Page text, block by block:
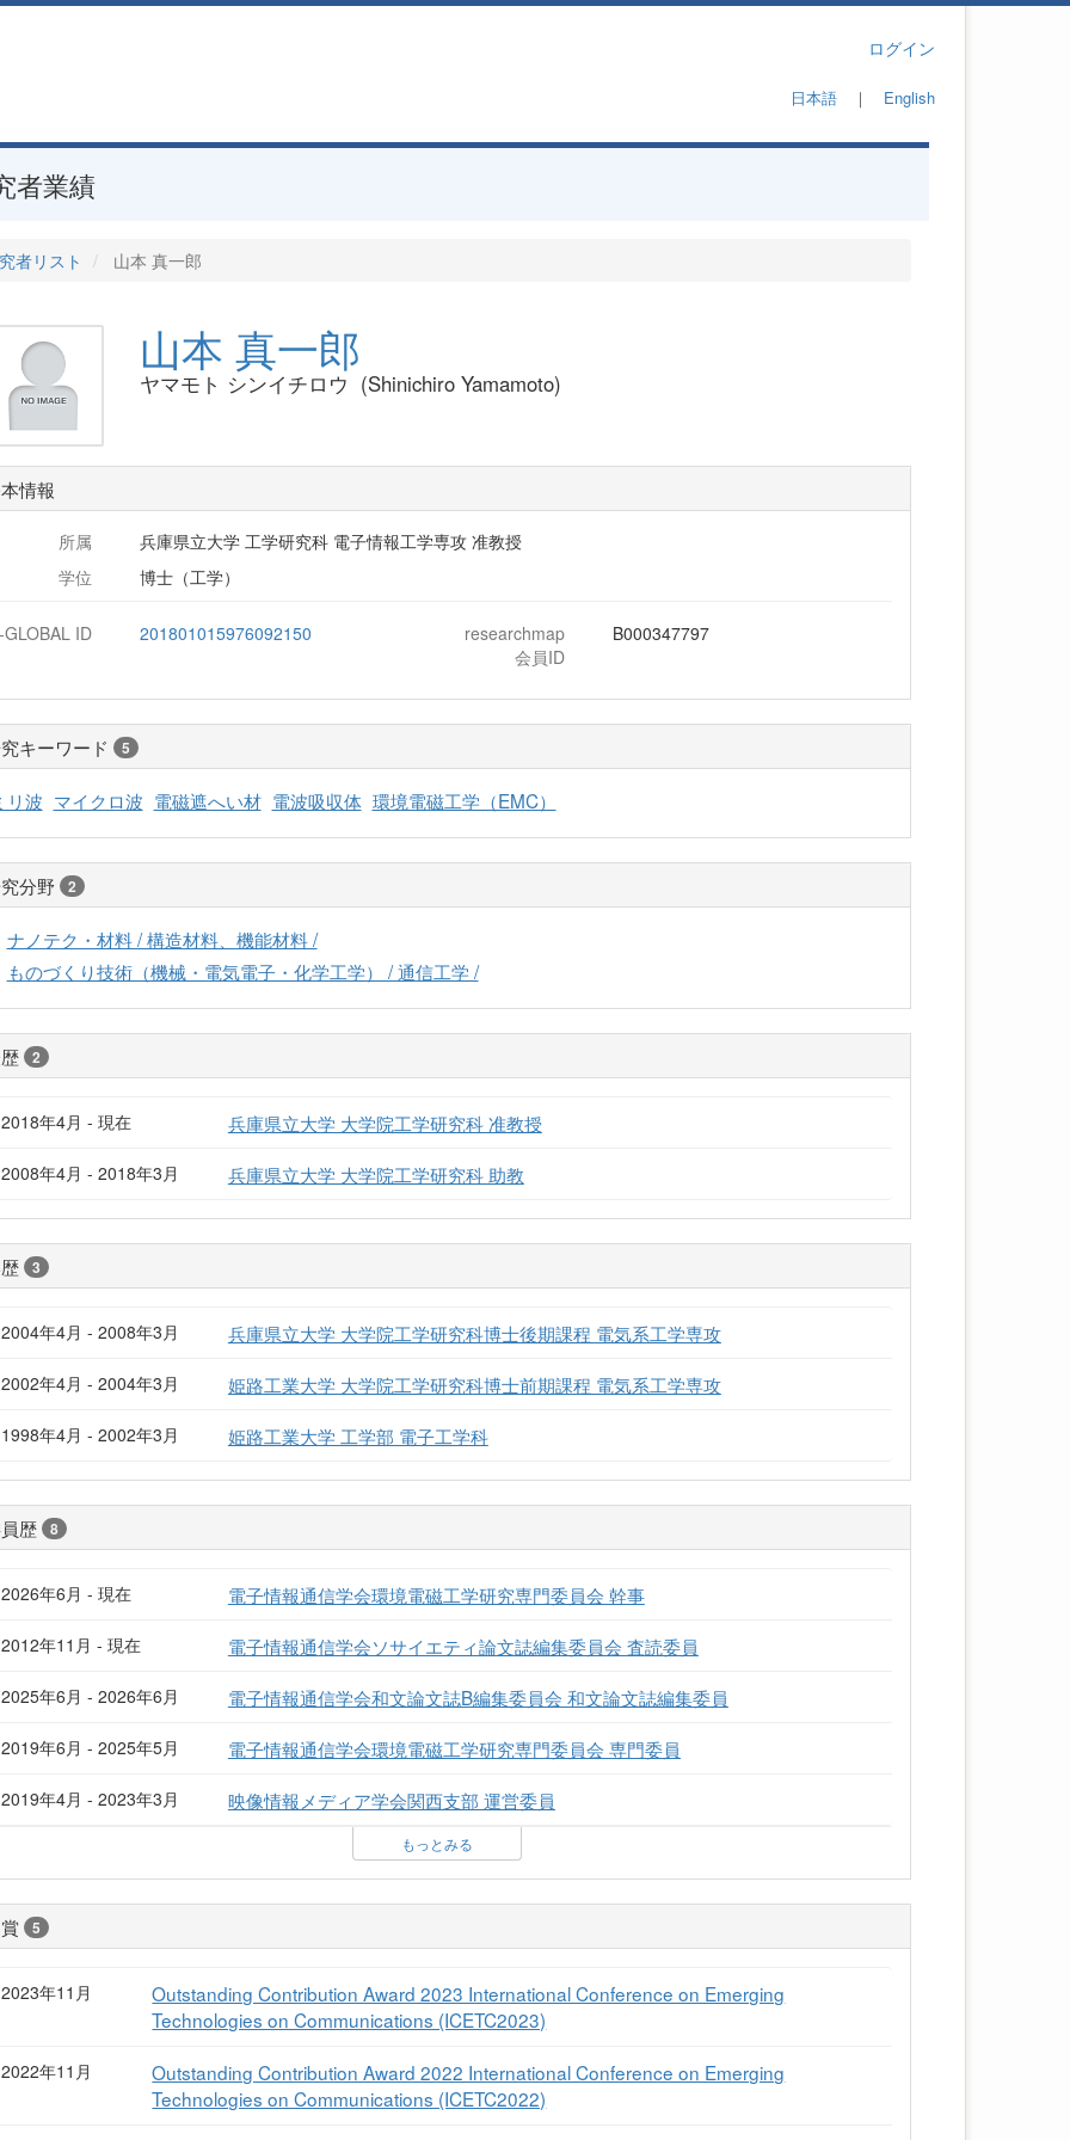
ログイン
日本語｜ English
者業績
者リスト 山本 真一郎
山本 真一郎
ヤマモト シンイチロウ (Shinichiro Yamamoto)
情報
所属
兵庫県立大学 工学研究科 電子情報工学専攻 准教授
学位
博士（工学）
GLOBAL ID 201801015976092150
researchmap
会員ID
B000347797
キーワード 5
リ波 マイクロ波 電磁遮へい材 電波吸収体 環境電磁工学（EMC）
分野 2
ナノテク・材料 / 構造材料、機能材料 /
ものづくり技術（機械・電気電子・化学工学） / 通信工学 /
2
2018年4月 - 現在 兵庫県立大学 大学院工学研究科 准教授
2008年4月 - 2018年3月 兵庫県立大学 大学院工学研究科 助教
3
2004年4月 - 2008年3月 兵庫県立大学 大学院工学研究科博士後期課程 電気系工学専攻
2002年4月 - 2004年3月 姫路工業大学 大学院工学研究科博士前期課程 電気系工学専攻
1998年4月 - 2002年3月 姫路工業大学 工学部 電子工学科
歴 8
2026年6月 - 現在 電子情報通信学会環境電磁工学研究専門委員会 幹事
2012年11月 - 現在 電子情報通信学会ソサイエティ論文誌編集委員会 査読委員
2025年6月 - 2026年6月 電子情報通信学会和文論文誌B編集委員会 和文論文誌編集委員
2019年6月 - 2025年5月 電子情報通信学会環境電磁工学研究専門委員会 専門委員
2019年4月 - 2023年3月 映像情報メディア学会関西支部 運営委員
もっとみる
5
2023年11月
Outstanding Contribution Award 2023 International Conference on Emerging
Technologies on Communications (ICETC2023)
2022年11月
Outstanding Contribution Award 2022 International Conference on Emerging
Technologies on Communications (ICETC2022)